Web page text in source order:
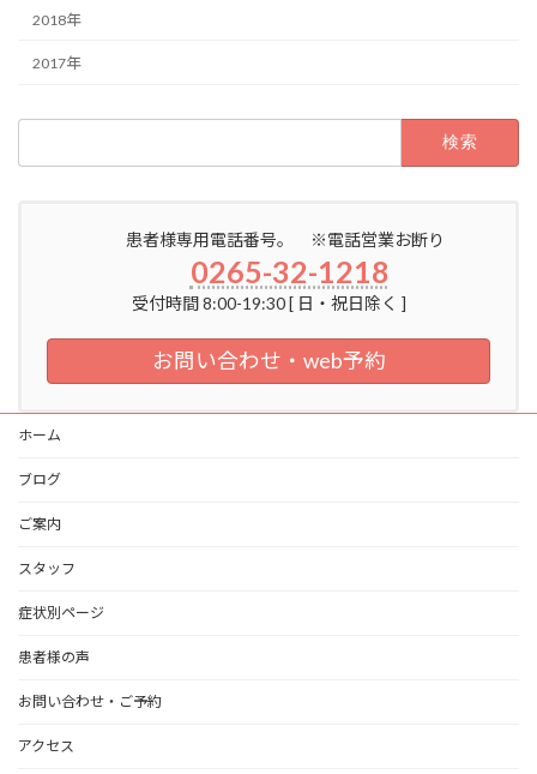
2018年
2017年
患者様専用電話番号。 ※電話営業お断り
0265-32-1218
受付時間 8:00-19:30 [ 日・祝日除く ]
お問い合わせ・web予約
ホーム
ブログ
ご案内
スタッフ
症状別ページ
患者様の声
お問い合わせ・ご予約
アクセス